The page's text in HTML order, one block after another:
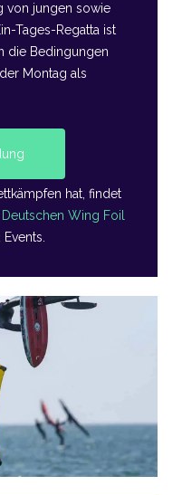
von jungen sowie
Tages-Regatta ist
die Bedingungen
Montag als
hat, findet
Wing Foil